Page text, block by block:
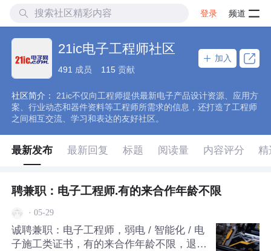
登录 频道
21ic电子工程师社区
491 成员 115 贡献
加入
社区简介：
21ic不仅向工程师提供最新电子产品设计资源、应用方
案、行业动态和器件资料等工程师所需求的信息，还打造了工程师
之间相互交流、学习和表达的友好社区。
最新发布 最新回复 标题 阅读量 内容评分 精
聘兼职：电子工程师.有的来合作年龄不限
· 05-29
诚聘兼职：电子工程师，弱电 / 智能化 / 电
子施工类证书，有的来合作年龄不限，退休